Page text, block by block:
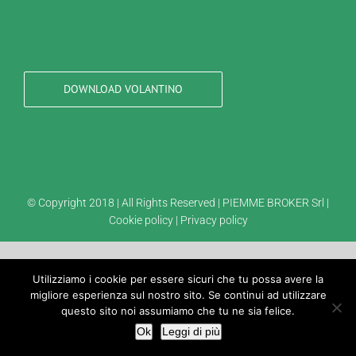
DOWNLOAD VOLANTINO
© Copyright 2018 | All Rights Reserved | PIEMME BROKER Srl |
Cookie policy| Privacy policy
Utilizziamo i cookie per essere sicuri che tu possa avere la
migliore esperienza sul nostro sito. Se continui ad utilizzare
questo sito noi assumiamo che tu ne sia felice.
Ok
Leggi di più